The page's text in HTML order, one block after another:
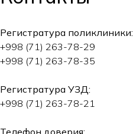
Регистратура поликлиники:
+998 (71) 263-78-29
+998 (71) 263-78-35
Регистратура УЗД:
+998 (71) 263-78-21
Телефон доверия: